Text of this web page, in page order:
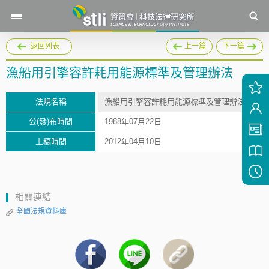
返回列表 上一篇 下一篇
漁船用引擎容許耗用能源標準及管理辦法
法規名稱 漁船用引擎容許耗用能源標準及管理辦法
公(發)布時間 1988年07月22日
上稿時間 2012年04月10日
相關連結
全國法規資料庫